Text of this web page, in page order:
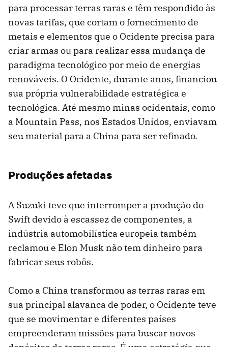
para processar terras raras e têm respondido às
novas tarifas, que cortam o fornecimento de
metais e elementos que o Ocidente precisa para
criar armas ou para realizar essa mudança de
paradigma tecnológico por meio de energias
renováveis. O Ocidente, durante anos, financiou
sua própria vulnerabilidade estratégica e
tecnológica. Até mesmo minas ocidentais, como
a Mountain Pass, nos Estados Unidos, enviavam
seu material para a China para ser refinado.
Produções afetadas
A Suzuki teve que interromper a produção do
Swift devido à escassez de componentes, a
indústria automobilística europeia também
reclamou e Elon Musk não tem dinheiro para
fabricar seus robôs.
Como a China transformou as terras raras em
sua principal alavanca de poder, o Ocidente teve
que se movimentar e diferentes países
empreenderam missões para buscar novos